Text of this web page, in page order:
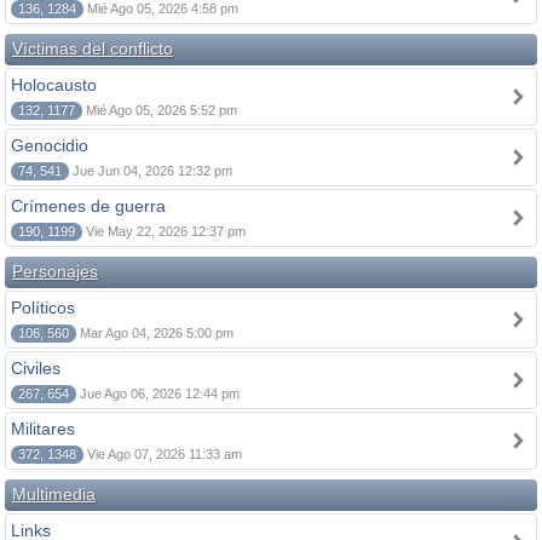
136, 1284 Mié Ago 05, 2026 4:58 pm
Víctimas del conflicto
Holocausto
132, 1177 Mié Ago 05, 2026 5:52 pm
Genocidio
74, 541 Jue Jun 04, 2026 12:32 pm
Crímenes de guerra
190, 1199 Vie May 22, 2026 12:37 pm
Personajes
Políticos
106, 560 Mar Ago 04, 2026 5:00 pm
Civiles
267, 654 Jue Ago 06, 2026 12:44 pm
Militares
372, 1348 Vie Ago 07, 2026 11:33 am
Multimedia
Links